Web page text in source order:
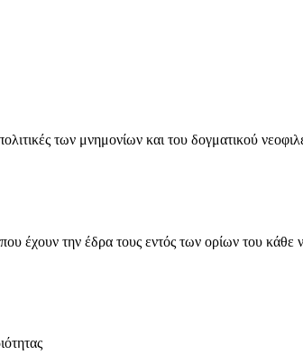
των μνημονίων και του δογματικού
έχουν την έδρα τους εντός των ορίων του κάθε